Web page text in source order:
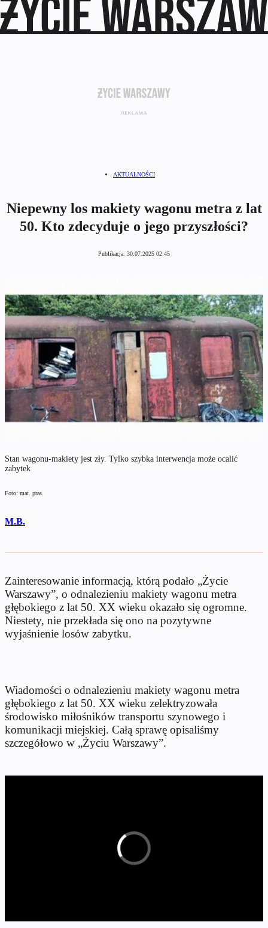
AKTUALNOŚCI
Niepewny los makiety wagonu metra z lat
50. Kto zdecyduje o jego przyszłości?
Publikacja: 30.07.2025 02:45
Stan wagonu-makiety jest zły. Tylko szybka interwencja może ocalić
zabytek
Foto: mat. pras.
M.B.
Zainteresowanie informacją, którą podało „Życie
Warszawy”, o odnalezieniu makiety wagonu metra
głębokiego z lat 50. XX wieku okazało się ogromne.
Niestety, nie przekłada się ono na pozytywne
wyjaśnienie losów zabytku.
Wiadomości o odnalezieniu makiety wagonu metra
głębokiego z lat 50. XX wieku zelektryzowała
środowisko miłośników transportu szynowego i
komunikacji miejskiej. Całą sprawę opisaliśmy
szczegółowo w „Życiu Warszawy”.